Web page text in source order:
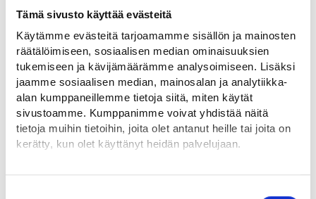
Tämä sivusto käyttää evästeitä
Käytämme evästeitä tarjoamamme sisällön ja mainosten
räätälöimiseen, sosiaalisen median ominaisuuksien
tukemiseen ja kävijämäärämme analysoimiseen. Lisäksi
jaamme sosiaalisen median, mainosalan ja analytiikka-
alan kumppaneillemme tietoja siitä, miten käytät
sivustoamme. Kumppanimme voivat yhdistää näitä
tietoja muihin tietoihin, joita olet antanut heille tai joita on
kerätty, kun olet käyttänyt heidän palvelujaan.
Löydät tietoa evästeiden käyttötarkoituksista
Timpuri
Torninosturinkuljettaja
Tuholaistorjuja
Ulkoaluetyöntekijä
Vartija
Yhdyskuntarakentaja